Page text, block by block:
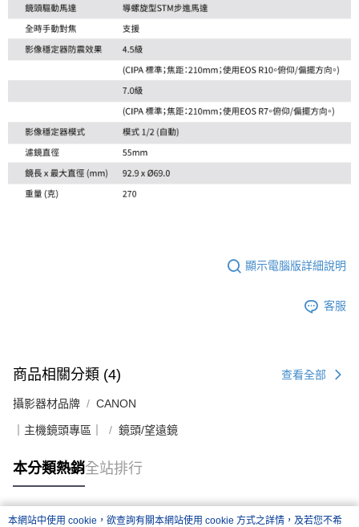
顯示電腦版詳細說明
客服
商品相關分類 (4) 查看全部
攝影器材品牌 CANON
｜主機鏡頭專區｜ 鏡頭/望遠鏡
本分類熱銷全站排行
本網站中使用 cookie，欲查詢有關本網站使用 cookie 方式之詳情，及若您不希